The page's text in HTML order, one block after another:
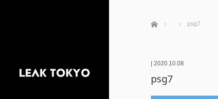
ホーム psg7
2020.10.08
psg7